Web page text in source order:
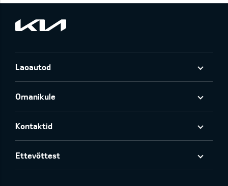
Laoautod
Omanikule
Kontaktid
Ettevõttest